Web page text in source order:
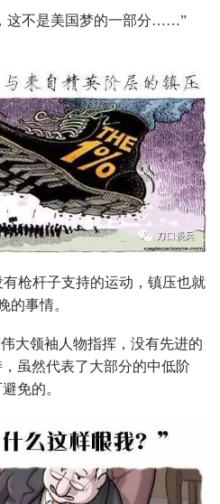
这不是美国梦的一部分……”
枪杆子支持的运动，镇压也就
的事情。
大领袖人物指挥，没有先进的
虽然代表了大部分的中低阶
免的。